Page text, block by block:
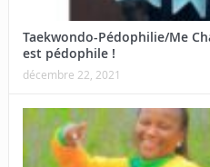
Taekwondo-Pédophilie/Me
est pédophile !
décembre 22, 2021